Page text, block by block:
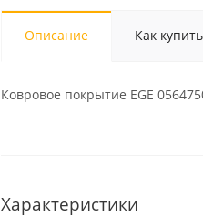
Описание Как купить
Ковровое покрытие EGE
Характеристики